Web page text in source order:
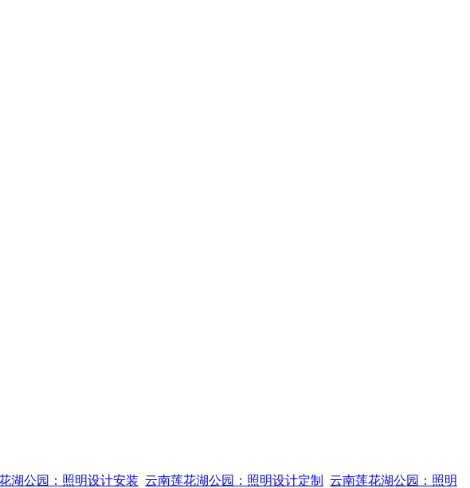
湖公园：照明设计安装 云南莲花湖公园：照明设计定制
云南莲花湖公园：照明